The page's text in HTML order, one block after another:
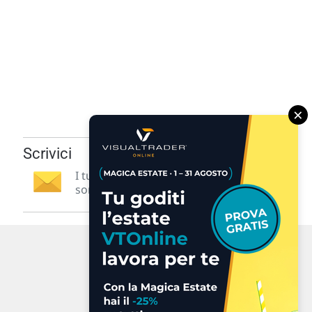
Scrivici
I tuoi suggerimenti per noi
sono preziosi e molto utili! »
×